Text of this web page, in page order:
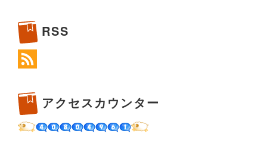
RSS
アクセスカウンター